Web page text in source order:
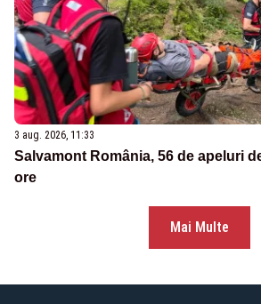
3 aug. 2026, 11:33
Salvamont România, 56 de apeluri
ore
Mai Multe